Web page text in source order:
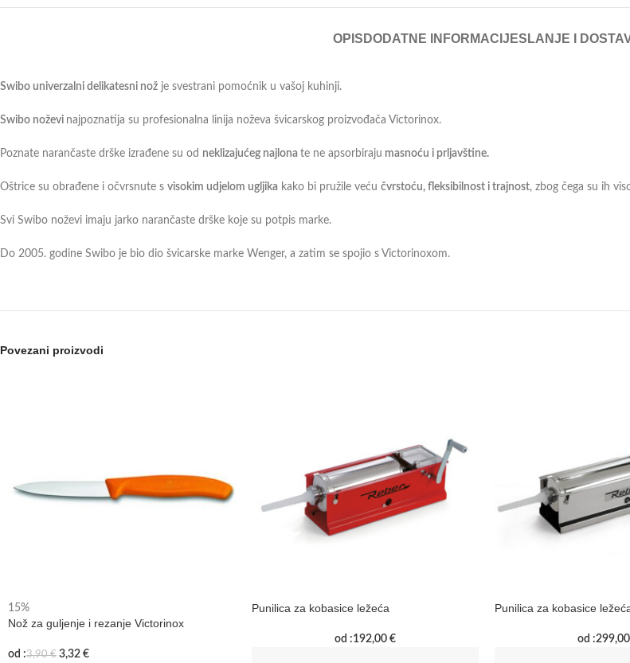
OPIS DODATNE INFORMACIJESLANJE I
Swibo univerzalni delikatesni nož je svestrani pomoćnik u vašoj kuhinji.
Swibo noževi najpoznatija su profesionalna linija noževa švicarskog proizvođača Victorinox.
Poznate narančaste drške izrađene su od neklizajućeg najlona te ne apsorbiraju masnoću i prljavštine.
Oštrice su obrađene i očvrsnute s visokim udjelom ugljika kako bi pružile veću čvrstoću, fleksibilnost i trajnost, zbog čega su ih
Svi Swibo noževi imaju jarko narančaste drške koje su potpis marke.
Do 2005. godine Swibo je bio dio švicarske marke Wenger, a zatim se spojio s Victorinoxom.
Povezani proizvodi
15%
Nož za guljenje i rezanje Victorinox
od :3,90€ 3,32 €
Punilica za kobasice ležeća
od :192,00 €
Punilica za kobasice
od :